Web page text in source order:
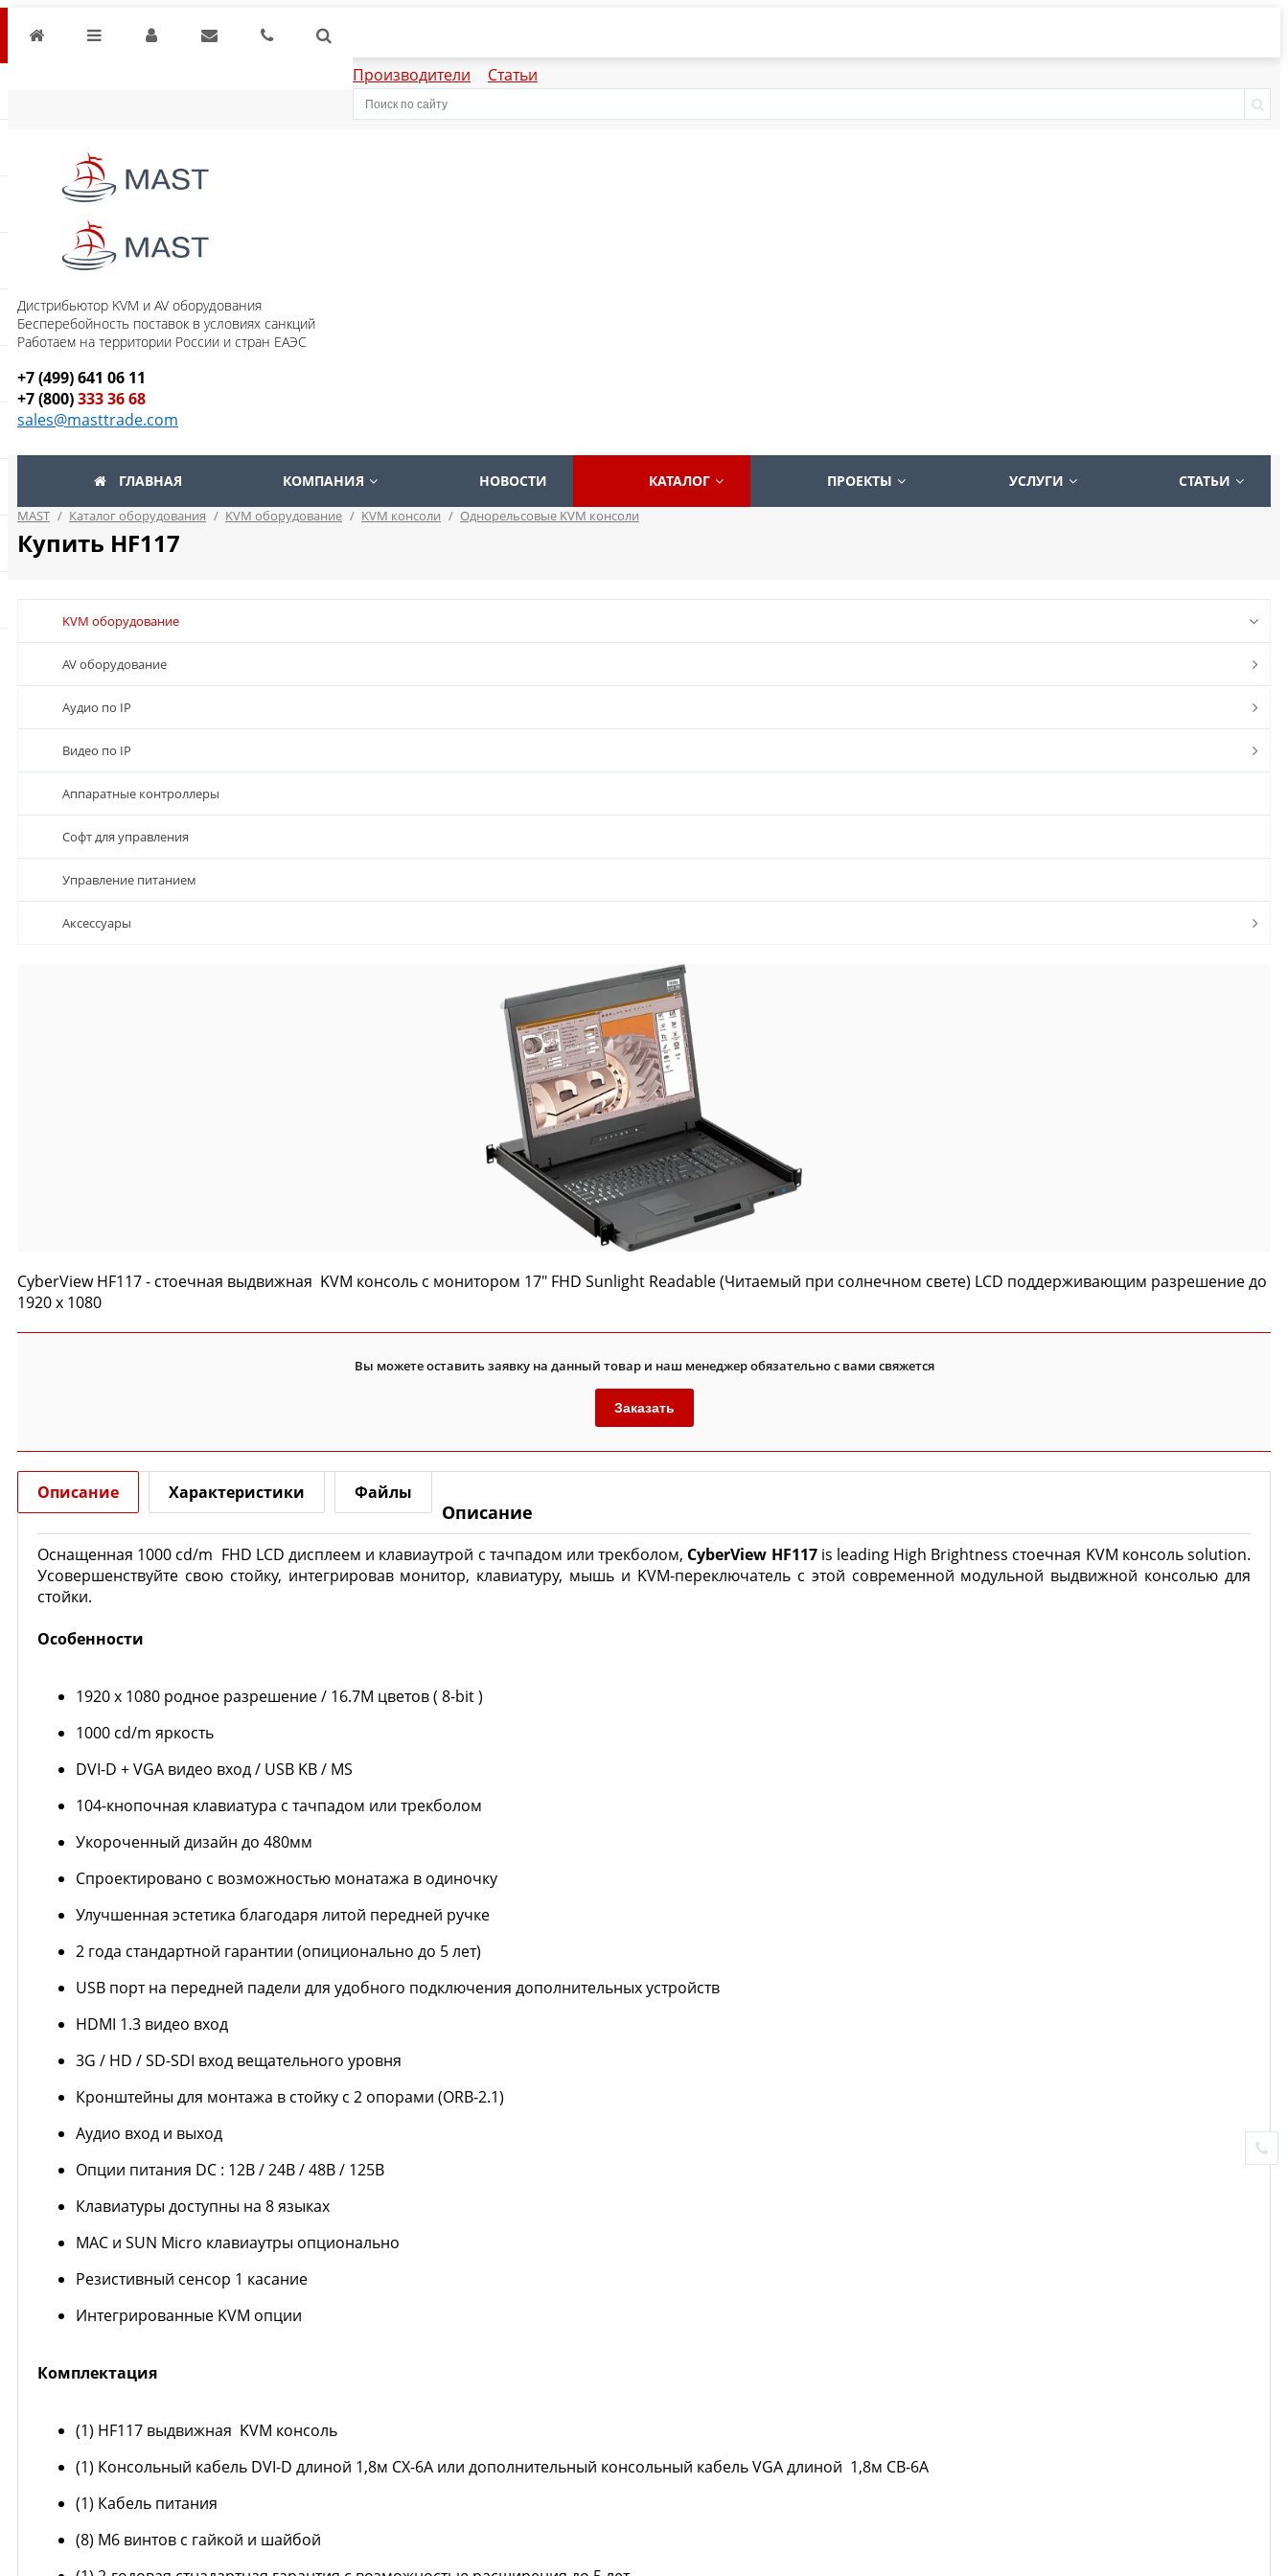
Производители Статьи
Дистрибьютор KVM и AV оборудования
Бесперебойность поставок в условиях санкций
Работаем на территории России и стран ЕАЭС
+7 (499) 641 06 11
+7 (800)333 36 68
sales@masttrade.com
ГЛАВНАЯ КОМПАНИЯ НОВОСТИ КАТАЛОГ ПРОЕКТЫ УСЛУГИ СТАТЬИ
MAST / Каталог оборудования / KVM оборудование / KVM консоли / Однорельсовые KVM консоли
Купить HF117
KVM оборудование
AV оборудование
Аудио по IP
Видео по IP
Аппаратные контроллеры
Софт для управления
Управление питанием
Аксессуары
CyberView HF117 - стоечная выдвижная KVM консоль с монитором 17″ FHD Sunlight Readable (Читаемый при солнечном свете) LCD поддерживающим разрешение до
1920 x 1080
Вы можете оставить заявку на данный товар и наш менеджер обязательно с вами свяжется
Заказать
Описание Характеристики Файлы
Описание
Оснащенная 1000 cd/m FHD LCD дисплеем и клавиаутрой с тачпадом или трекболом, CyberView HF117 is leading High Brightness стоечная KVM консоль solution.
Усовершенствуйте свою стойку, интегрировав монитор, клавиатуру, мышь и KVM-переключатель с этой современной модульной выдвижной консолью для
стойки.
Особенности
1920 x 1080 родное разрешение / 16.7M цветов ( 8-bit )
1000 cd/m яркость
DVI-D + VGA видео вход / USB KB / MS
104-кнопочная клавиатура с тачпадом или трекболом
Укороченный дизайн до 480мм
Спроектировано с возможностью монатажа в одиночку
Улучшенная эстетика благодаря литой передней ручке
2 года стандартной гарантии (опиционально до 5 лет)
USB порт на передней падели для удобного подключения дополнительных устройств
HDMI 1.3 видео вход
3G / HD / SD-SDI вход вещательного уровня
Кронштейны для монтажа в стойку с 2 опорами (ORB-2.1)
Аудио вход и выход
Опции питания DC : 12В / 24В / 48В / 125В
Клавиатуры доступны на 8 языках
MAC и SUN Micro клавиаутры опционально
Резистивный сенсор 1 касание
Интегрированные KVM опции
Комплектация
(1) HF117 выдвижная KVM консоль
(1) Консольный кабель DVI-D длиной 1,8м CX-6A или дополнительный консольный кабель VGA длиной 1,8м CB-6A
(1) Кабель питания
(8) M6 винтов с гайкой и шайбой